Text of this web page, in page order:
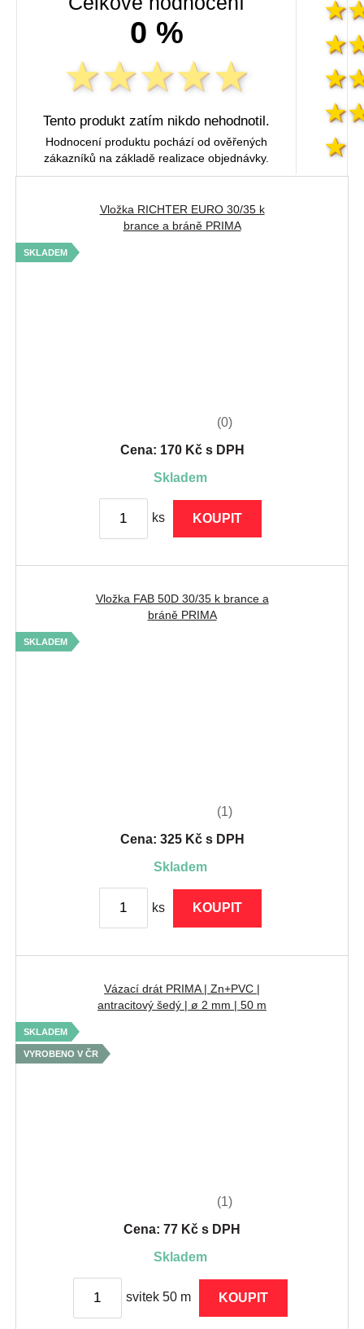
0 %
Tento produkt zatím nikdo nehodnotil.
Hodnocení produktu pochází od ověřených
zákazníků na základě realizace objednávky.
Vložka RICHTER EURO 30/35 k
brance a bráně PRIMA
SKLADEM
(0)
Cena: 170 Kč s DPH
skladem
ks KOUPIT
Vložka FAB 50D 30/35 k brance a
bráně PRIMA
SKLADEM
(1)
Cena: 325 Kč s DPH
skladem
ks KOUPIT
Vázací drát PRIMA | Zn+PVC |
antracitový šedý | ø 2 mm | 50 m
SKLADEM
VYROBENO V ČR
(1)
Cena: 77 Kč s DPH
skladem
svitek 50 m KOUPIT